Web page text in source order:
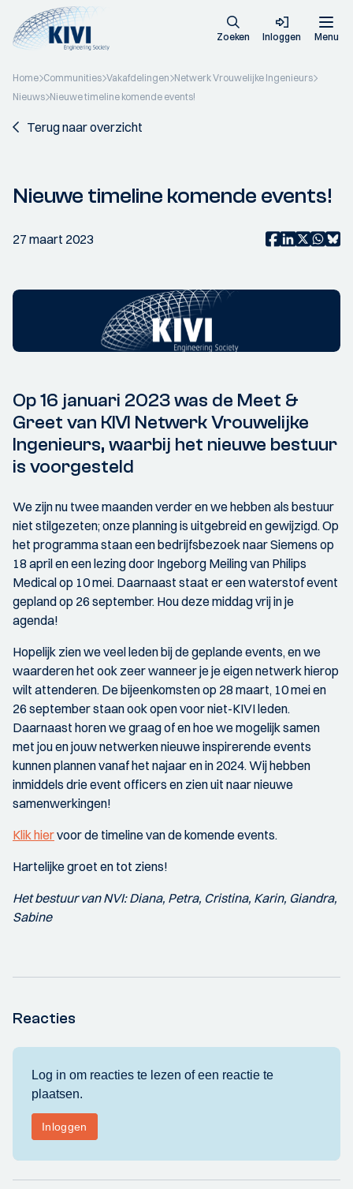
Zoeken Inloggen Menu
Home Communities Vakafdelingen Netwerk Vrouwelijke Ingenieurs
Nieuws Nieuwe timeline komende events!
Terug naar overzicht
Nieuwe timeline komende events!
27 maart 2023
Op 16 januari 2023 was de Meet &
Greet van KIVI Netwerk Vrouwelijke
Ingenieurs, waarbij het nieuwe bestuur
is voorgesteld
We zijn nu twee maanden verder en we hebben als bestuur
niet stilgezeten; onze planning is uitgebreid en gewijzigd. Op
het programma staan een bedrijfsbezoek naar Siemens op
18 april en een lezing door Ingeborg Meiling van Philips
Medical op 10 mei. Daarnaast staat er een waterstof event
gepland op 26 september. Hou deze middag vrij in je
agenda!
Hopelijk zien we veel leden bij de geplande events, en we
waarderen het ook zeer wanneer je je eigen netwerk hierop
wilt attenderen. De bijeenkomsten op 28 maart, 10 mei en
26 september staan ook open voor niet-KIVI leden.
Daarnaast horen we graag of en hoe we mogelijk samen
met jou en jouw netwerken nieuwe inspirerende events
kunnen plannen vanaf het najaar en in 2024. Wij hebben
inmiddels drie event officers en zien uit naar nieuwe
samenwerkingen!
Klik hiervoor de timeline van de komende events.
Hartelijke groet en tot ziens!
Het bestuur van NVI: Diana, Petra, Cristina, Karin, Giandra,
Sabine
Reacties